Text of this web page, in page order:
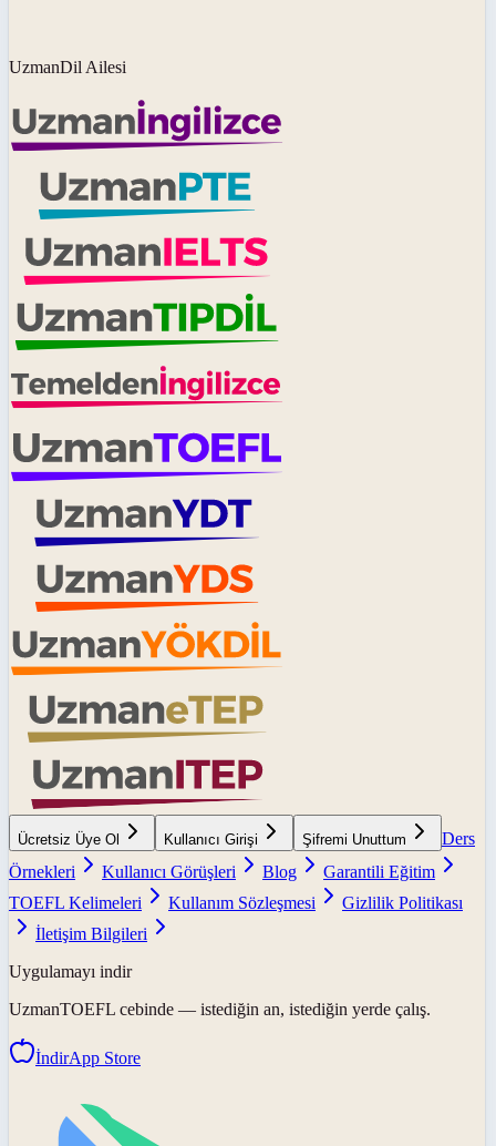
UzmanDil Ailesi
Ücretsiz Üye Ol Kullanıcı Girişi Şifremi Unuttum
Ders
Örnekleri
Kullanıcı Görüşleri Blog
Garantili Eğitim
TOEFL Kelimeleri
Kullanım Sözleşmesi
Gizlilik Politikası
İletişim Bilgileri
Uygulamayı indir
UzmanTOEFL cebinde — istediğin an, istediğin yerde çalış.
İndirApp Store